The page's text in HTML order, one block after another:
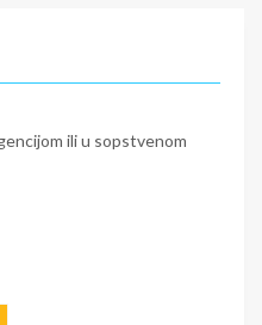
ili u sopstvenom